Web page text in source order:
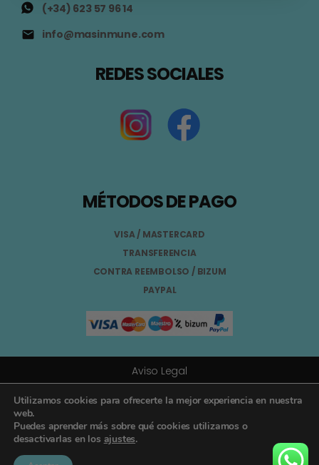
(+34) 623 57 96 14
info@masinmune.com
REDES SOCIALES
MÉTODOS DE PAGO
VISA / MASTERCARD
TRANSFERENCIA
CONTRA REEMBOLSO / BIZUM
PAYPAL
Aviso Legal
Términos y Condiciones
Política de Privacidad
Registro General Sanitario Nº 26.024094/GR
Utilizamos cookies para ofrecerte la mejor experiencia en nuestra
web.
Puedes aprender más sobre qué cookies utilizamos o
desactivarlas en los ajustes.